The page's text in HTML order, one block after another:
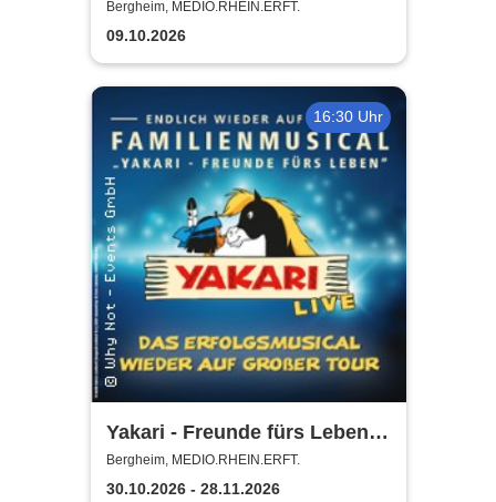
& Jörg Seidel Trio - Tribute to
Catarina Vatente
Bergheim, MEDIO.RHEIN.ERFT.
09.10.2026
16:30 Uhr
Yakari - Freunde fürs Leben -
Das Musical für die ganze
Familie
Bergheim, MEDIO.RHEIN.ERFT.
30.10.2026 - 28.11.2026